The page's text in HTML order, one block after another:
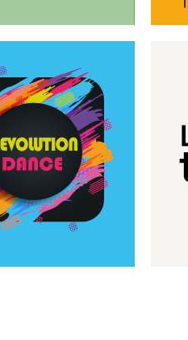
Dance
di danza
– I Edizione
Continua